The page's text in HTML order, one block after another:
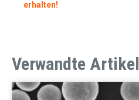
erhalten!
Verwandte Artikel